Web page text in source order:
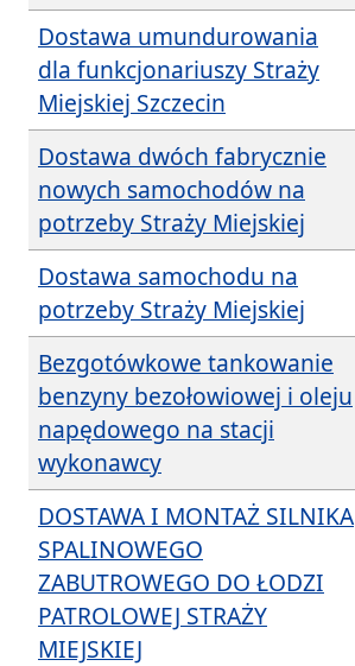
Dostawa umundurowania
dla funkcjonariuszy Straży
Miejskiej Szczecin
Dostawa dwóch fabrycznie
nowych samochodów na
potrzeby Straży Miejskiej
Dostawa samochodu na
potrzeby Straży Miejskiej
Bezgotówkowe tankowanie
benzyny bezołowiowej i oleju
napędowego na stacji
wykonawcy
DOSTAWA I MONTAŻ SILNIKA
SPALINOWEGO
ZABUTROWEGO DO ŁODZI
PATROLOWEJ STRAŻY
MIEJSKIEJ